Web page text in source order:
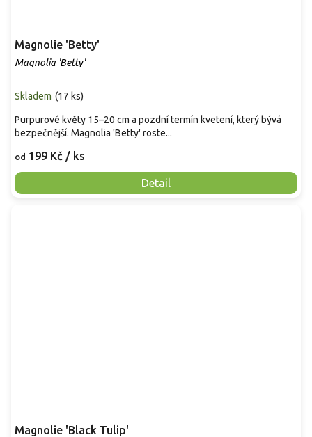
Magnolie 'Betty'
Magnolia 'Betty'
Skladem (17 ks)
od 199 Kč / ks
Detail
Purpurové květy 15–20 cm a pozdní termín kvetení, který bývá
bezpečnější. Magnolia 'Betty' roste...
Magnolie 'Black Tulip'